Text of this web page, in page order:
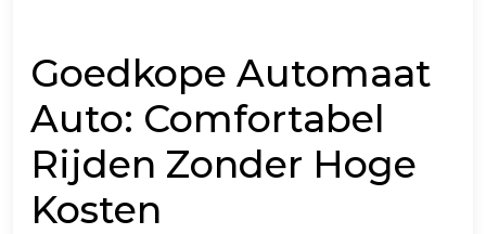
Goedkope Automaat
Auto: Comfortabel
Rijden Zonder Hoge
Kosten